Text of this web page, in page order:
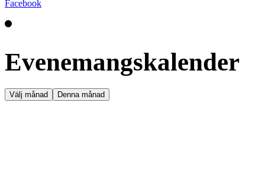
Facebook
Evenemangskalender
Välj månad Denna månad